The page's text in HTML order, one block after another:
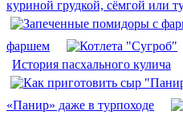
куриной грудкой, сёмгой или
фаршем
История пасхального кулича
«Панир» даже в турпоходе